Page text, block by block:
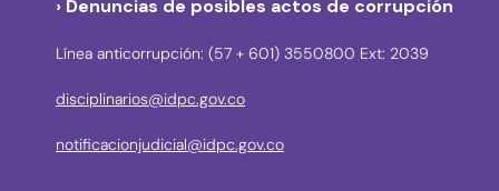
› Denuncias de posibles actos de corrupción
Línea anticorrupción: (57 + 601) 3550800 Ext: 2039
disciplinarios@idpc.gov.co
notificacionjudicial@idpc.gov.co